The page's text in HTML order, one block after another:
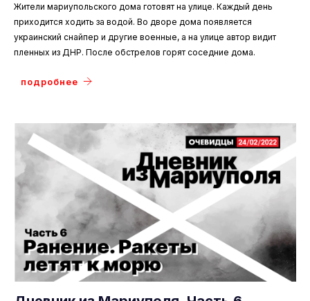
Жители мариупольского дома готовят на улице. Каждый день
приходится ходить за водой. Во дворе дома появляется
украинский снайпер и другие военные, а на улице автор видит
пленных из ДНР. После обстрелов горят соседние дома.
подробнее